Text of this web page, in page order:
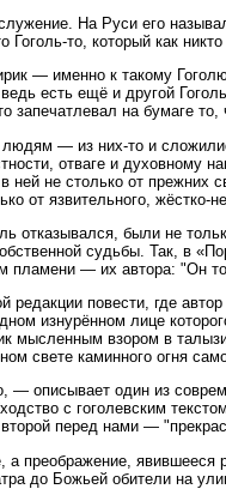
На Руси его
то, который как
— именно к такому
есть ещё и другой
запечатлевал на бумаге
— из них-то и
отваге и духовному
ней не столько от прежних
от язвительного, жёстко-
отказывался, были не
судьбы. Так, в
— их автора: "Он
повести, где
изнурённом лице
мысленным взором в
свете каминного огня
— описывает один из
с гоголевским
перед нами —
преображение, явившееся
до Божьей обители на